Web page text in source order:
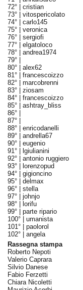
72° | cristian
73° | vitospericolato
74° | carlo145
75° | veronica
76° | sergiofi
77° | elgatoloco
78° | andrea1974
79° |
80° | alex62
81° | francescoizzo
82° | marcobrenni
83° | ziosam
84° | francescoizzo
85° | ashtray_bliss
86° |
87° |
88° | enricodanelli
89° | andrella67
90° | eugenio
91° |
lgiulianini
92° | antonio ruggiero
93° |
lorenzopud
94° | gigioncino
95° | delmax
96° | stella
97° | johnjo
98° |
lorifu
99° | parte ripario
100° | umanista
101° | paolorol
102° | angela
Rassegna stampa
Roberto Nepoti
Valerio Caprara
Silvio Danese
Fabio Ferzetti
Chiara Nicoletti